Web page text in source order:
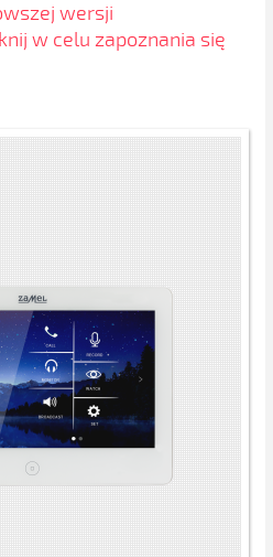
wersji
w celu zapoznania się